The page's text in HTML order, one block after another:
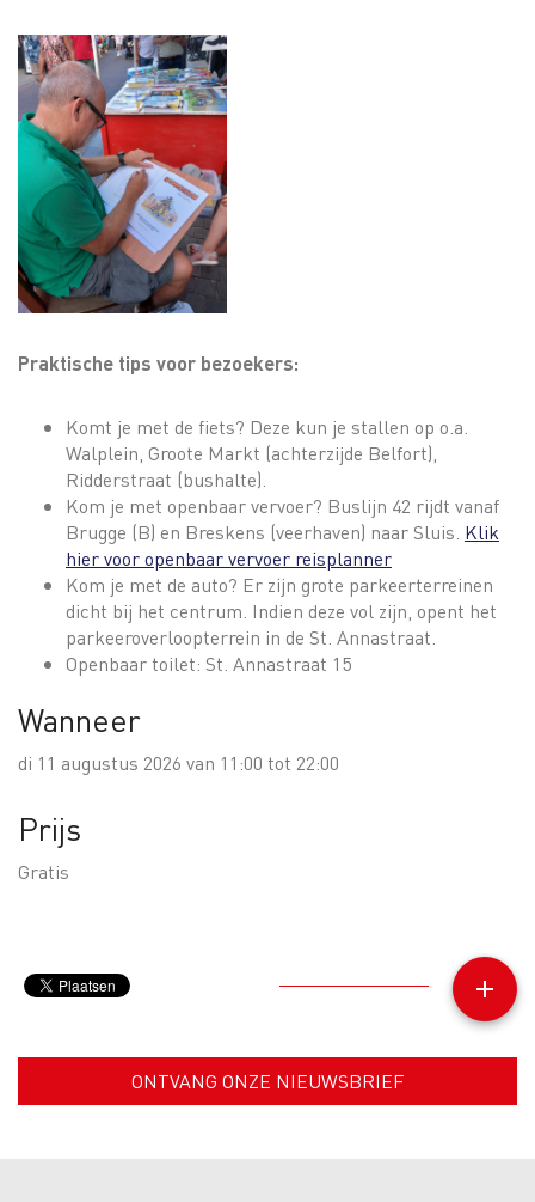
Praktische tips voor bezoekers:
Komt je met de fiets? Deze kun je stallen op o.a.
Walplein, Groote Markt (achterzijde Belfort),
Ridderstraat (bushalte).
Kom je met openbaar vervoer? Buslijn 42 rijdt vanaf
Brugge (B) en Breskens (veerhaven) naar Sluis. Klik
hier voor openbaar vervoer reisplanner
Kom je met de auto? Er zijn grote parkeerterreinen
dicht bij het centrum. Indien deze vol zijn, opent het
parkeeroverloopterrein in de St. Annastraat.
Openbaar toilet: St. Annastraat 15
Wanneer
di 11 augustus 2026 van 11:00 tot 22:00
Prijs
Gratis
add
ONTVANG ONZE NIEUWSBRIEF